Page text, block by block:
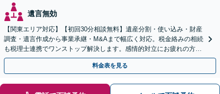
遺言無効
【関東エリア対応】【初回30分相談無料】遺産分割・使い込み・財産
調査・遺言作成から事業承継・M&Aまで幅広く対応。税金絡みの相続
も税理士連携でワンストップ解決します。感情的対立にお疲れの方や
紛争予防をご検討の方も、お気軽にご相談ください。
料金表を見る